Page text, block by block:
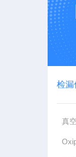
检漏
真